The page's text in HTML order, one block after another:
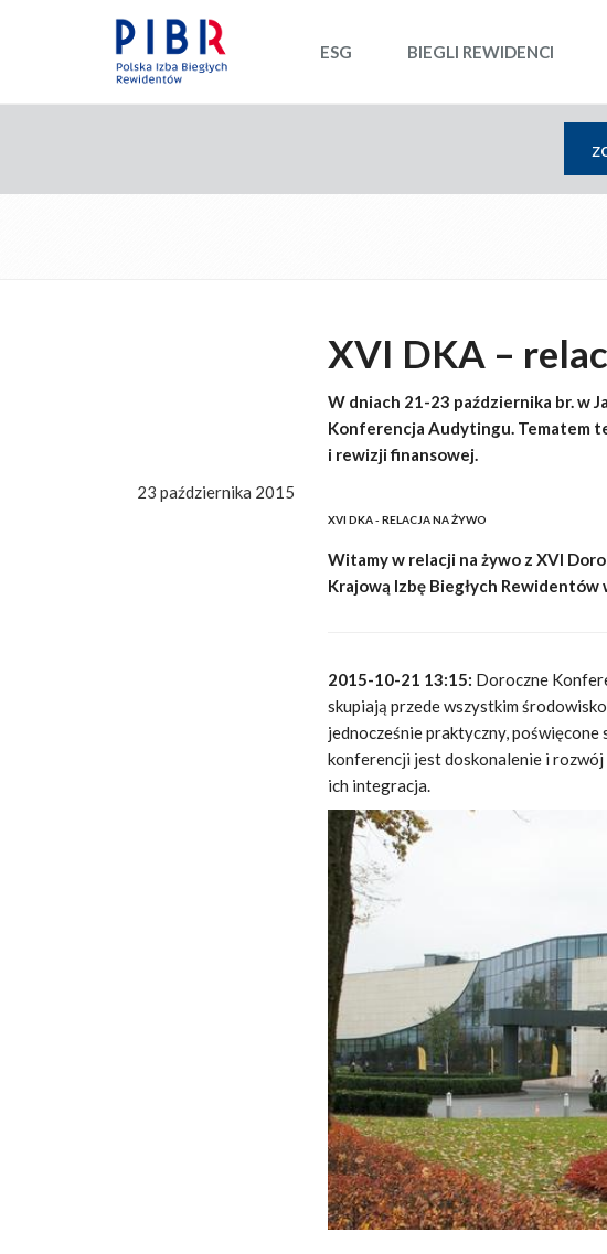
ESG BIEGLI REWIDENCI
XVI DKA –
W dniach 21-23 października br. w
Konferencja Audytingu. Tematem
i rewizji finansowej.
23 października 2015
XVI DKA - RELACJA NA ŻYWO
Witamy w relacji na żywo z XVI
Krajową Izbę Biegłych
2015-10-21 13:15: Doroczne
skupiają przede wszystkim
jednocześnie praktyczny,
konferencji jest doskonalenie i
ich integracja.